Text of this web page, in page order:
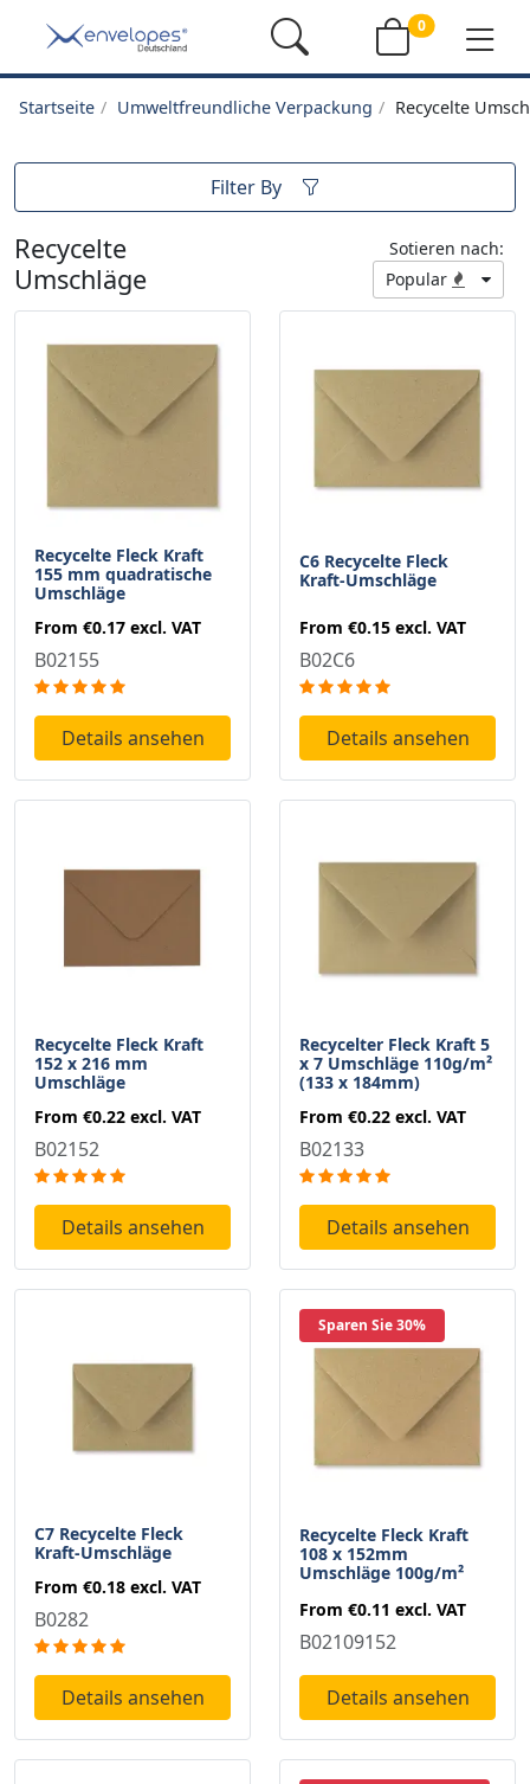
0
Startseite Umweltfreundliche Verpackung Recycelte
Filter By
Recycelte
Umschläge
Sotieren nach:
Popular
Recycelte Fleck Kraft
155 mm quadratische
Umschläge
From €0.17 excl. VAT
B02155
Details ansehen
C6 Recycelte Fleck
Kraft-Umschläge
From €0.15 excl. VAT
B02C6
Details ansehen
Recycelte Fleck Kraft
152 x 216 mm
Umschläge
From €0.22 excl. VAT
B02152
Details ansehen
Recycelter Fleck Kraft 5
x 7 Umschläge 110g/m²
(133 x 184mm)
From €0.22 excl. VAT
B02133
Details ansehen
C7 Recycelte Fleck
Kraft-Umschläge
From €0.18 excl. VAT
B0282
Details ansehen
Sparen Sie 30%
Recycelte Fleck Kraft
108 x 152mm
Umschläge 100g/m²
From €0.11 excl. VAT
B02109152
Details ansehen